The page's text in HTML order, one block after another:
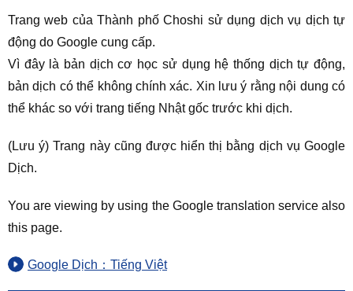
Trang web của Thành phố Choshi sử dụng dịch vụ dịch tự
động do Google cung cấp.
Vì đây là bản dịch cơ học sử dụng hệ thống dịch tự động,
bản dịch có thể không chính xác. Xin lưu ý rằng nội dung có
thể khác so với trang tiếng Nhật gốc trước khi dịch.
(Lưu ý) Trang này cũng được hiển thị bằng dịch vụ Google
Dịch.
You are viewing by using the Google translation service also
this page.
Google Dịch：Tiếng Việt